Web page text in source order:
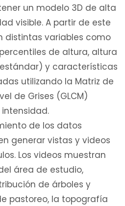
un modelo 3D de alta
visible. A partir de este
distintas variables como
de altura, altura
y características
utilizando la Matriz de
de Grises (GLCM)
de los datos
generar vistas y videos
Los videos muestran
área de estudio,
de árboles y
pastoreo, la topografía